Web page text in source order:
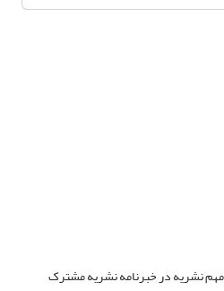
مهم نشریه در خبرنامه نشریه مشترک